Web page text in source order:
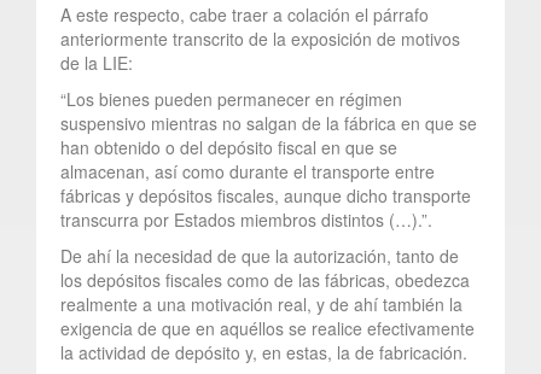
A este respecto, cabe traer a colación el párrafo
anteriormente transcrito de la exposición de motivos
de la LIE:
“Los bienes pueden permanecer en régimen
suspensivo mientras no salgan de la fábrica en que se
han obtenido o del depósito fiscal en que se
almacenan, así como durante el transporte entre
fábricas y depósitos fiscales, aunque dicho transporte
transcurra por Estados miembros distintos (…).”.
De ahí la necesidad de que la autorización, tanto de
los depósitos fiscales como de las fábricas, obedezca
realmente a una motivación real, y de ahí también la
exigencia de que en aquéllos se realice efectivamente
la actividad de depósito y, en estas, la de fabricación.